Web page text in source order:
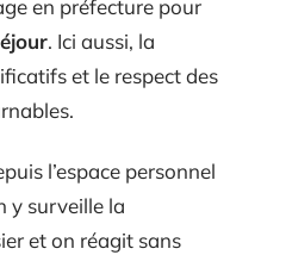
en préfecture pour
. Ici aussi, la
et le respect des
l’espace personnel
y surveille la
et on réagit sans